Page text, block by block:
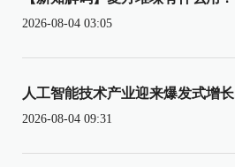
2026-08-04 03:05
人工智能技术产业迎来爆发式增长
2026-08-04 09:31